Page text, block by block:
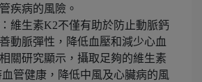
疾病的風險。
：維生素K2不僅有助於防止動脈鈣
動脈彈性，降低血壓和減少心血
關研究顯示，攝取足夠的維生素
管健康，降低中風及心臟病的風